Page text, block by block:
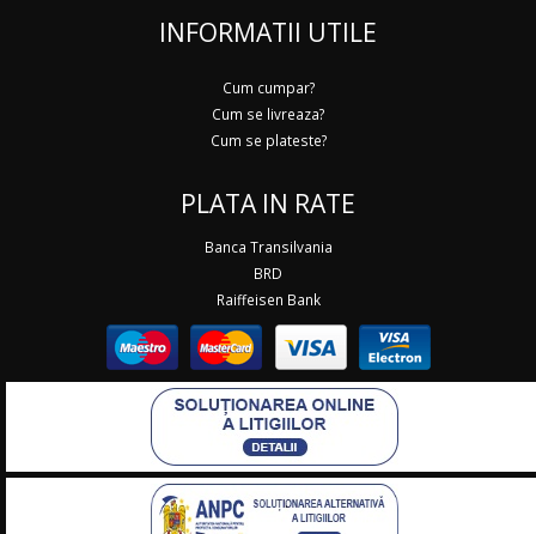
INFORMATII UTILE
Cum cumpar?
Cum se livreaza?
Cum se plateste?
PLATA IN RATE
Banca Transilvania
BRD
Raiffeisen Bank